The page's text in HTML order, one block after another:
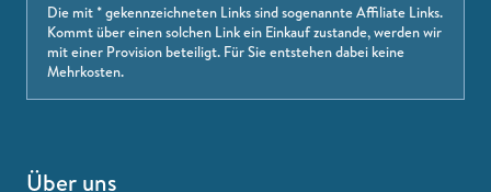
Die mit * gekennzeichneten Links sind sogenannte Affiliate Links.
Kommt über einen solchen Link ein Einkauf zustande, werden wir
mit einer Provision beteiligt. Für Sie entstehen dabei keine
Mehrkosten.
Über uns